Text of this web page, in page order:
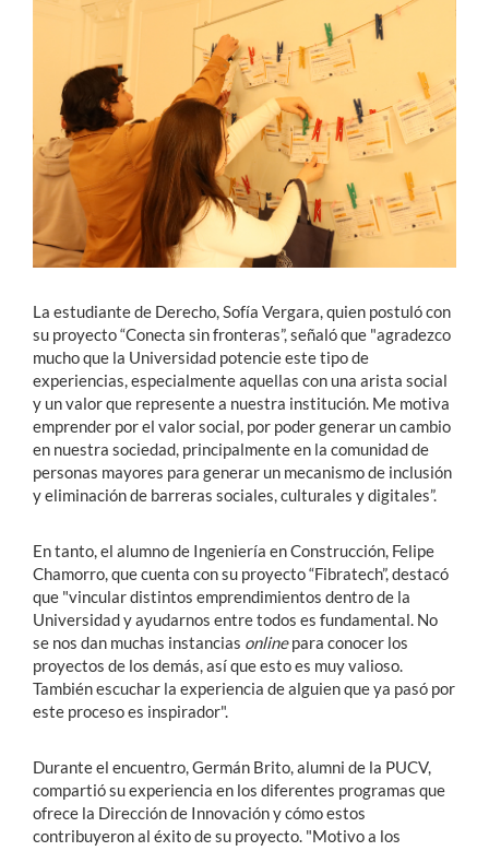
La estudiante de Derecho, Sofía Vergara, quien postuló con
su proyecto “Conecta sin fronteras”, señaló que "agradezco
mucho que la Universidad potencie este tipo de
experiencias, especialmente aquellas con una arista social
y un valor que represente a nuestra institución. Me motiva
emprender por el valor social, por poder generar un cambio
en nuestra sociedad, principalmente en la comunidad de
personas mayores para generar un mecanismo de inclusión
y eliminación de barreras sociales, culturales y digitales”.
En tanto, el alumno de Ingeniería en Construcción, Felipe
Chamorro, que cuenta con su proyecto “Fibratech”, destacó
que "vincular distintos emprendimientos dentro de la
Universidad y ayudarnos entre todos es fundamental. No
se nos dan muchas instancias onlinepara conocer los
proyectos de los demás, así que esto es muy valioso.
También escuchar la experiencia de alguien que ya pasó por
este proceso es inspirador".
Durante el encuentro, Germán Brito, alumni de la PUCV,
compartió su experiencia en los diferentes programas que
ofrece la Dirección de Innovación y cómo estos
contribuyeron al éxito de su proyecto. "Motivo a los